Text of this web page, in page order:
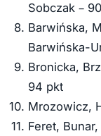
Sobczak –
Barwińska,
Barwińska-
Bronicka,
94 pkt
Mrozowicz,
Feret,